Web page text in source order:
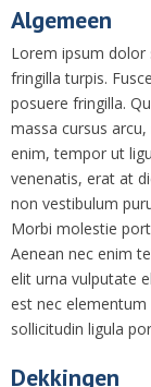
Algemeen
Lorem ipsum dolor
fringilla turpis.
posuere fringilla.
massa cursus
enim, tempor ut
venenatis, erat at
non vestibulum
Morbi molestie
Aenean nec enim
elit urna vulputate
est nec
sollicitudin ligula
Dekkingen